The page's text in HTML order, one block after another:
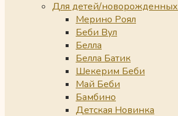
Для детей/новорожденных
Мерино Роял
Беби Вул
Белла
Белла Батик
Шекерим Беби
Май Беби
Бамбино
Детская Новинка